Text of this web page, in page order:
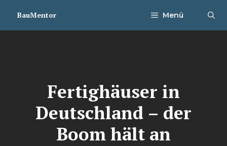
InhaltBauMentor Menü
Fertighäuser in
Deutschland – der
Boom hält an